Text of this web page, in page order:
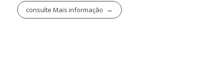
consulte Mais informação